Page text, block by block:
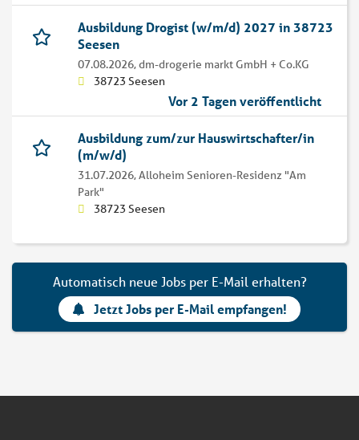
Ausbildung Drogist (w/m/d) 2027 in 38723
Seesen
07.08.2026,dm-drogerie markt GmbH + Co.KG
38723 Seesen
Vor 2 Tagen veröffentlicht
Ausbildung zum/zur Hauswirtschafter/in
(m/w/d)
31.07.2026,Alloheim Senioren-Residenz "Am
Park"
38723 Seesen
Automatisch neue Jobs per E-Mail erhalten?
Jetzt Jobs per E-Mail empfangen!